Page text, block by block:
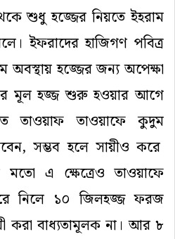
শুধু হজ্জের নিয়তে ইহরাম
ইফরাদের হাজিগণ পবিত্র
অবস্থায় হজ্জের জন্য অপেক্ষা
মূল হজ্জ শুরু হওয়ার আগে
তাওয়াফ তাওয়াফে কুদুম
,সম্ভব হলে সায়ীও করে
মতো এ ক্ষেত্রেও তাওয়াফে
নিলে ১০ জিলহজ্জ ফরজ
করা বাধ্যতামূলক না। আর ৮